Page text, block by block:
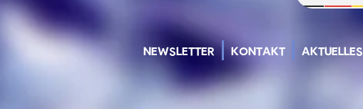
NEWSLETTER KONTAKT AKTUELLES